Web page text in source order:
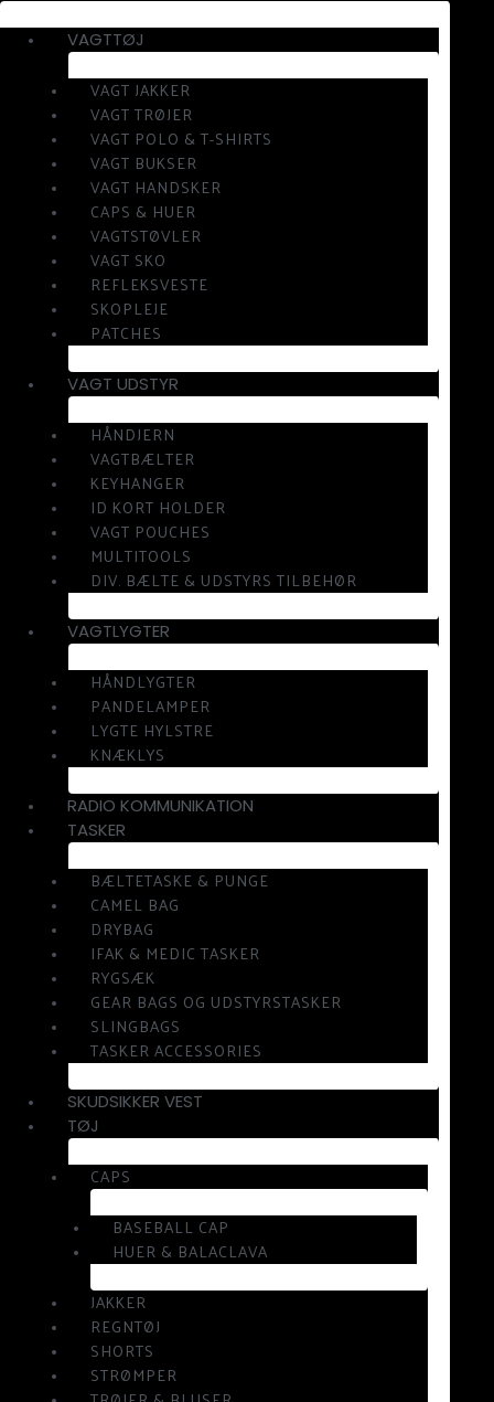
VAGTTØJ
VAGT JAKKER
VAGT TRØJER
VAGT POLO & T-SHIRTS
VAGT BUKSER
VAGT HANDSKER
CAPS & HUER
VAGTSTØVLER
VAGT SKO
REFLEKSVESTE
SKOPLEJE
PATCHES
VAGT UDSTYR
HÅNDJERN
VAGTBÆLTER
KEYHANGER
ID KORT HOLDER
VAGT POUCHES
MULTITOOLS
DIV. BÆLTE & UDSTYRS TILBEHØR
VAGTLYGTER
HÅNDLYGTER
PANDELAMPER
LYGTE HYLSTRE
KNÆKLYS
RADIO KOMMUNIKATION
TASKER
BÆLTETASKE & PUNGE
CAMEL BAG
DRYBAG
IFAK & MEDIC TASKER
RYGSÆK
GEAR BAGS OG UDSTYRSTASKER
SLINGBAGS
TASKER ACCESSORIES
SKUDSIKKER VEST
TØJ
CAPS
BASEBALL CAP
HUER & BALACLAVA
JAKKER
REGNTØJ
SHORTS
STRØMPER